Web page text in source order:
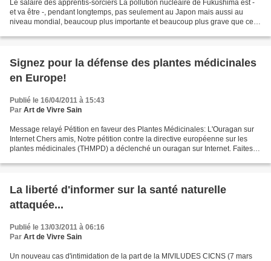
Le salaire des apprentis-sorciers La pollution nucléaire de Fukushima est -
et va être -, pendant longtemps, pas seulement au Japon mais aussi au
niveau mondial, beaucoup plus importante et beaucoup plus grave que ce
Signez pour la défense des plantes médicinales
en Europe!
Publié le 16/04/2011 à 15:43
Par Art de Vivre Sain
Message relayé Pétition en faveur des Plantes Médicinales: L'Ouragan sur
Internet Chers amis, Notre pétition contre la directive européenne sur les
plantes médicinales (THMPD) a déclenché un ouragan sur Internet. Faites
La liberté d'informer sur la santé naturelle
attaquée...
Publié le 13/03/2011 à 06:16
Par Art de Vivre Sain
Un nouveau cas d'intimidation de la part de la MIVILUDES CICNS (7 mars